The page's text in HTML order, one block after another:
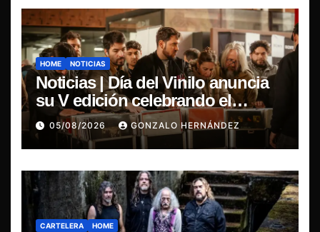
HOME NOTICIAS
Noticias | Día del Vinilo anuncia
su V edición celebrando el
regreso del 7″ fabricado en Chile
05/08/2026 GONZALO HERNÁNDEZ
CARTELERA HOME